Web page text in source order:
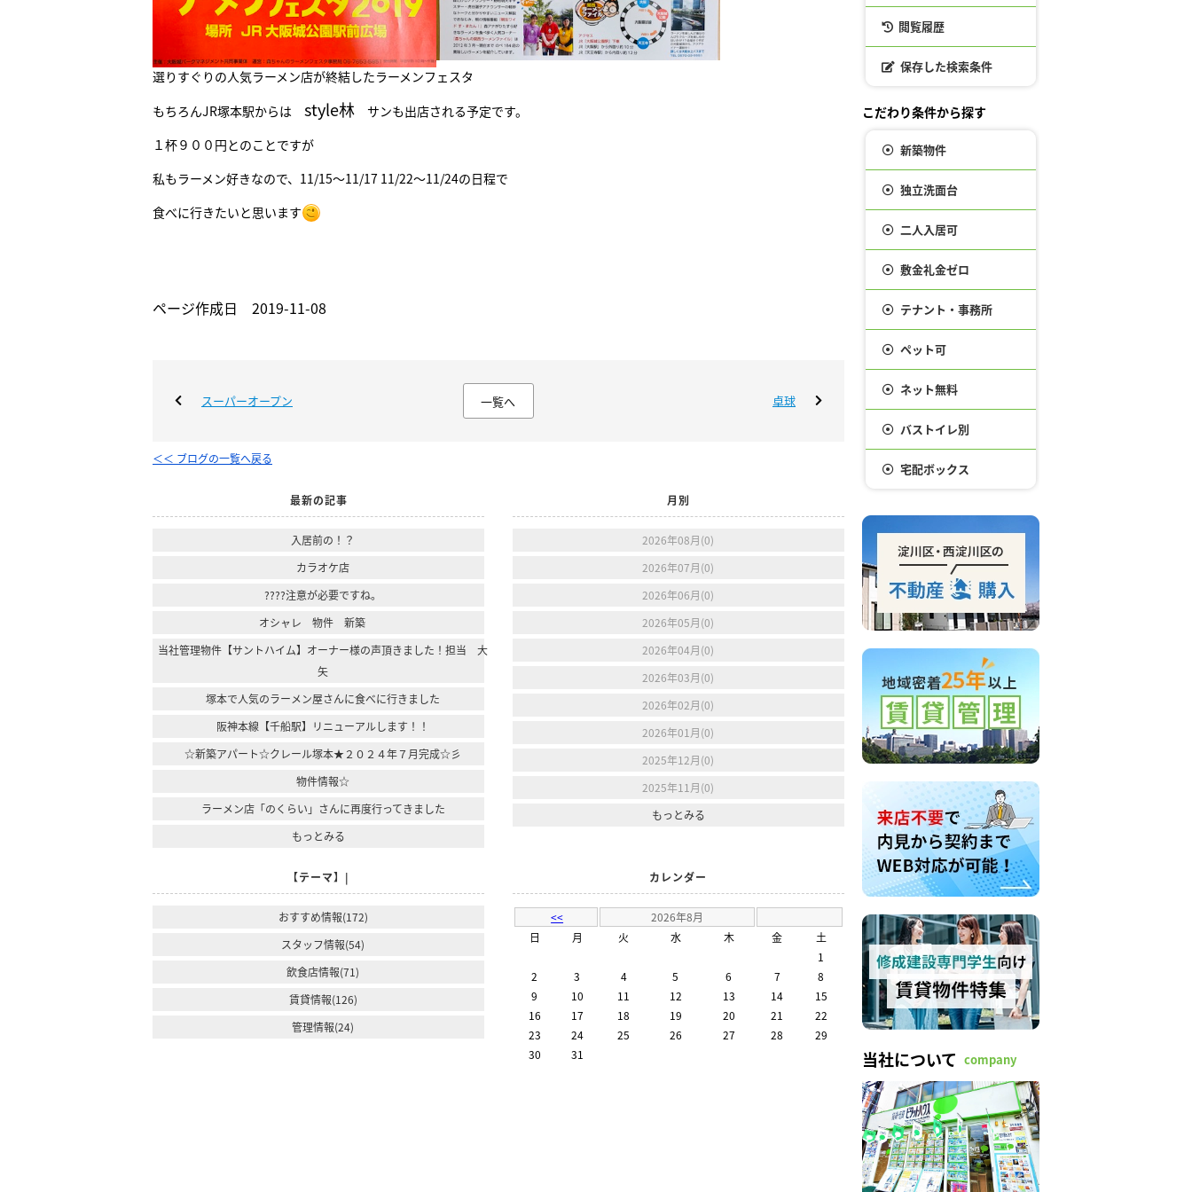
選りすぐりの人気ラーメン店が終結したラーメンフェスタ
もちろんJR塚本駅からは style林 サンも出店される予定です。
１杯９００円とのことですが
私もラーメン好きなので、11/15～11/17 11/22～11/24の日程で
食べに行きたいと思います
ページ作成日 2019-11-08
スーパーオープン 一覧へ 卓球
＜＜ ブログの一覧へ戻る
最新の記事
入居前の！？
カラオケ店
????注意が必要ですね。
オシャレ 物件 新築
当社管理物件【サントハイム】オーナー様の声頂きました！担当 大
矢
塚本で人気のラーメン屋さんに食べに行きました
阪神本線【千船駅】リニューアルします！！
☆新築アパート☆クレール塚本★２０２４年７月完成☆彡
物件情報☆
ラーメン店「のくらい」さんに再度行ってきました
もっとみる
月別
2026年08月(0)
2026年07月(0)
2026年06月(0)
2026年05月(0)
2026年04月(0)
2026年03月(0)
2026年02月(0)
2026年01月(0)
2025年12月(0)
2025年11月(0)
もっとみる
【テーマ】|
おすすめ情報(172)
スタッフ情報(54)
飲食店情報(71)
賃貸情報(126)
管理情報(24)
カレンダー
<<
2026年8月
日
月 火 水 木 金
土
1
2
3 4 5 6 7
8
9
10 11 12 13 14
15
16
17 18 19 20 21
22
23
24 25 26 27 28
29
30
31
閲覧履歴
保存した検索条件
こだわり条件から探す
新築物件
独立洗面台
二人入居可
敷金礼金ゼロ
テナント・事務所
ペット可
ネット無料
バストイレ別
宅配ボックス
当社について company